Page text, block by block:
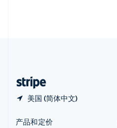
美国 (简体中文)
产品和定价